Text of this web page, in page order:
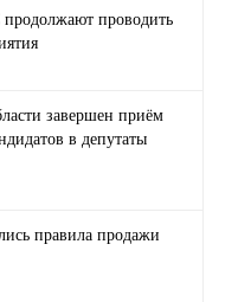
проводить
завершен приём
в депутаты
правила продажи